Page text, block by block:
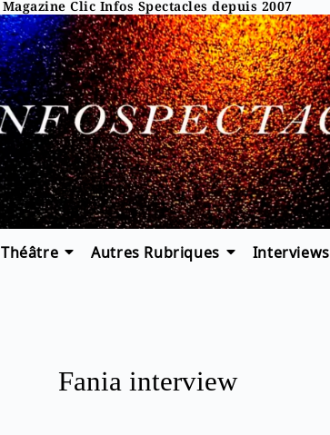
Magazine Clic Infos Spectacles depuis 2007
Théâtre Autres Rubriques Interviews
Fania interview